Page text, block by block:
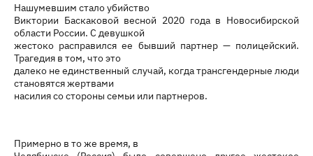
Нашумевшим стало убийство
Виктории Баскаковой весной 2020 года в Новосибирской
области России. С девушкой
жестоко расправился ее бывший партнер — полицейский.
Трагедия в том, что это
далеко не единственный случай, когда трансгендерные люди
становятся жертвами
насилия со стороны семьи или партнеров.
Примерно в то же время, в